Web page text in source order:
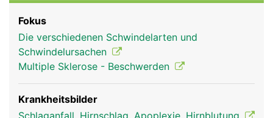
Rubriken
Fokus
Die verschiedenen Schwindelarten und
Schwindelursachen
Multiple Sklerose - Beschwerden
Krankheitsbilder
Schlaganfall, Hirnschlag, Apoplexie, Hirnblutung